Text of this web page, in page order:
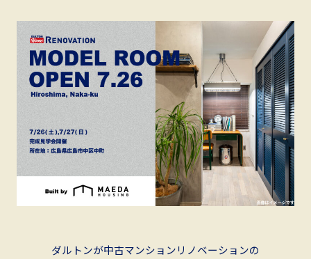
ダルトンが中古マンションリノベーションの